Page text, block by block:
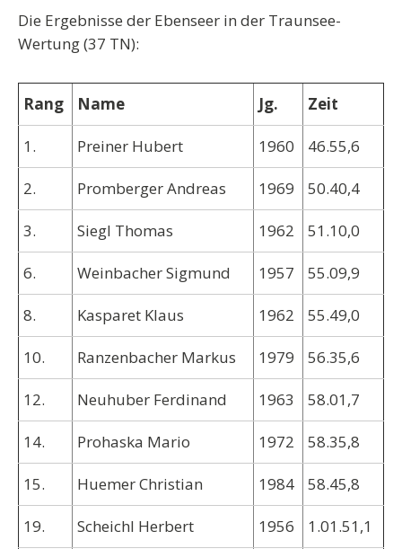
Die Ergebnisse der Ebenseer in der Traunsee-
Wertung (37 TN):
Rang Name Jg. Zeit
1. Preiner Hubert 1960 46.55,6
2. Promberger Andreas 1969 50.40,4
3. Siegl Thomas 1962 51.10,0
6. Weinbacher Sigmund 1957 55.09,9
8. Kasparet Klaus 1962 55.49,0
10. Ranzenbacher Markus 1979 56.35,6
12. Neuhuber Ferdinand 1963 58.01,7
14. Prohaska Mario 1972 58.35,8
15. Huemer Christian 1984 58.45,8
19. Scheichl Herbert 1956 1.01.51,1